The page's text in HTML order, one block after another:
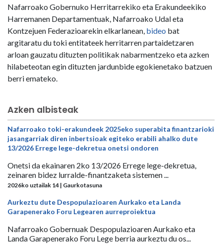
Nafarroako Gobernuko Herritarrekiko eta Erakundeekiko
Harremanen Departamentuak, Nafarroako Udal eta
Kontzejuen Federazioarekin elkarlanean, bideo bat
argitaratu du toki entitateek herritarren partaidetzaren
arloan gauzatu dituzten politikak nabarmentzeko eta azken
hilabeteotan egin dituzten jardunbide egokienetako batzuen
berri emateko.
Azken albisteak
Nafarroako toki-erakundeek 2025eko superabita finantzarioki
jasangarriak diren inbertsioak egiteko erabili ahalko dute
13/2026 Errege lege-dekretua onetsi ondoren
Onetsi da ekainaren 2ko 13/2026 Errege lege-dekretua,
zeinaren bidez lurralde-finantzaketa sistemen ...
2026ko uztailak 14 | Gaurkotasuna
Aurkeztu dute Despopulazioaren Aurkako eta Landa
Garapenerako Foru Legearen aurreproiektua
Nafarroako Gobernuak Despopulazioaren Aurkako eta
Landa Garapenerako Foru Lege berria aurkeztu du os...